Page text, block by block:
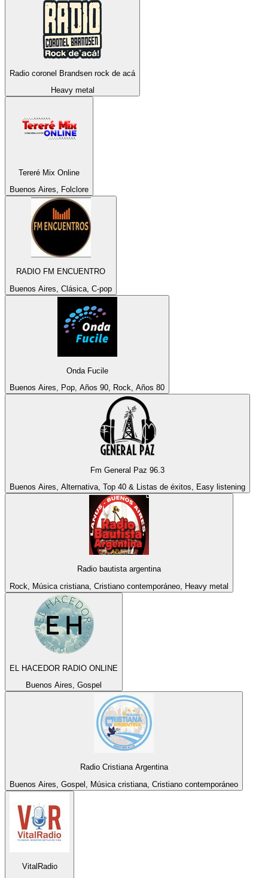
Radio coronel Brandsen rock de acá
Heavy metal
Tereré Mix Online
Buenos Aires, Folclore
RADIO FM ENCUENTRO
Buenos Aires, Clásica, C-pop
Onda Fucile
Buenos Aires, Pop, Años 90, Rock, Años 80
Fm General Paz 96.3
Buenos Aires, Alternativa, Top 40 & Listas de éxitos, Easy listening
Radio bautista argentina
Rock, Música cristiana, Cristiano contemporáneo, Heavy metal
EL HACEDOR RADIO ONLINE
Buenos Aires, Gospel
Radio Cristiana Argentina
Buenos Aires, Gospel, Música cristiana, Cristiano contemporáneo
VitalRadio